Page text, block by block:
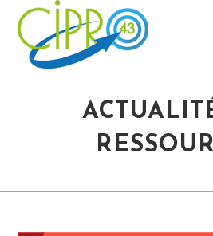
content